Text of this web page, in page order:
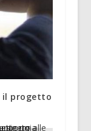
il progetto